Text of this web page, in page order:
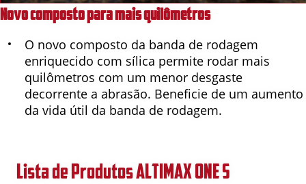
Novo composto para mais quilômetros
O novo composto da banda de rodagem
enriquecido com sílica permite rodar mais
quilômetros com um menor desgaste
decorrente a abrasão. Beneficie de um aumento
da vida útil da banda de rodagem.
Lista de Produtos ALTIMAX ONE S